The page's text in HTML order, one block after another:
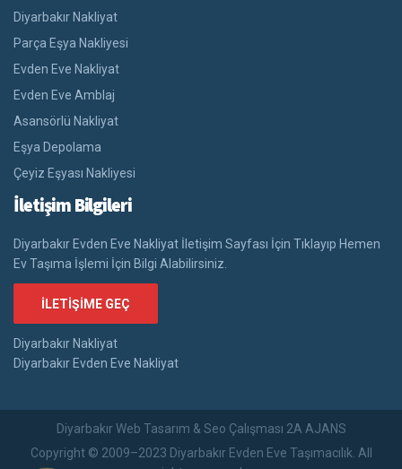
Diyarbakır Nakliyat
Parça Eşya Nakliyesi
Evden Eve Nakliyat
Evden Eve Amblaj
Asansörlü Nakliyat
Eşya Depolama
Çeyiz Eşyası Nakliyesi
İletişim Bilgileri
Diyarbakır Evden Eve Nakliyat İletişim Sayfası İçin Tıklayıp Hemen
Ev Taşıma İşlemi İçin Bilgi Alabilirsiniz.
İLETIŞIME GEÇ
Diyarbakır Nakliyat
Diyarbakır Evden Eve Nakliyat
Diyarbakır Web Tasarım & Seo Çalışması 2A AJANS
Copyright © 2009–2023 Diyarbakır Evden Eve Taşımacılık. All